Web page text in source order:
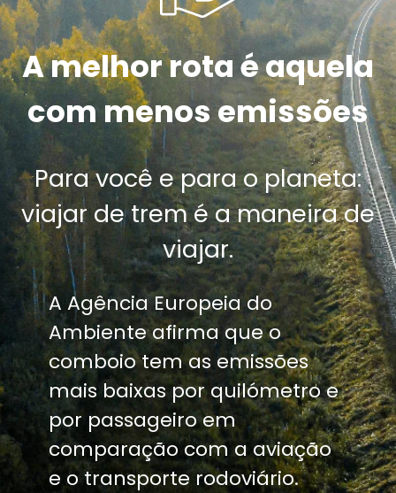
A melhor rota é aquela
com menos emissões
Para você e para o planeta:
viajar de trem é a maneira de
viajar.
A Agência Europeia do
Ambiente afirma que o
comboio tem as emissões
mais baixas por quilómetro e
por passageiro em
comparação com a aviação
e o transporte rodoviário.